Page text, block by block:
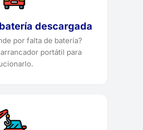
descargada
por falta de batería?
portátil para